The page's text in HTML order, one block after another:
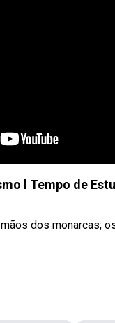
l Tempo de
dos monarcas;